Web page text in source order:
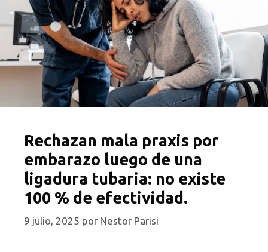
Rechazan mala praxis por
embarazo luego de una
ligadura tubaria: no existe
100 % de efectividad.
9 julio, 2025 por Nestor Parisi